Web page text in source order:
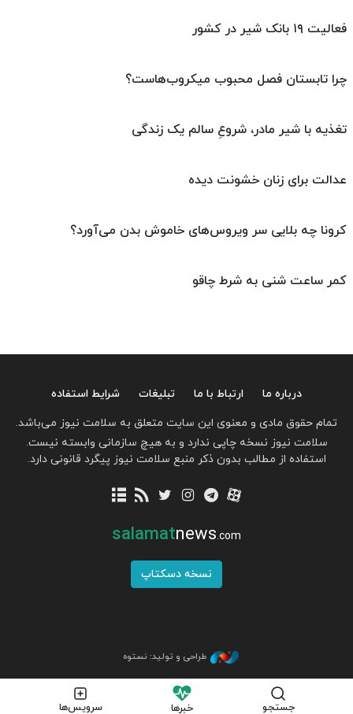
فعالیت ۱۹ بانک شیر در کشور
چرا تابستان فصل محبوب میکروب‌هاست؟
تغذیه با شیر مادر، شروعِ سالم یک زندگی
عدالت برای زنان خشونت دیده
کرونا چه بلایی سر ویروس‌های خاموش بدن می‌آورد؟
کمر ساعت شنی به شرط چاقو
جستجو خبرها سرویس‌ها
درباره ما ارتباط با ما تبلیغات
شرایط استفاده
تمام حقوق مادی و معنوی این سایت متعلق به سلامت نیوز می‌باشد.
سلامت نیوز نسخه چاپی ندارد و به هیچ سازمانی وابسته نیست.
استفاده از مطالب بدون ذکر منبع سلامت نیوز پیگرد قانونی دارد.
salamatnews.com
نسخه دسکتاپ
طراحی و تولید: نستوه